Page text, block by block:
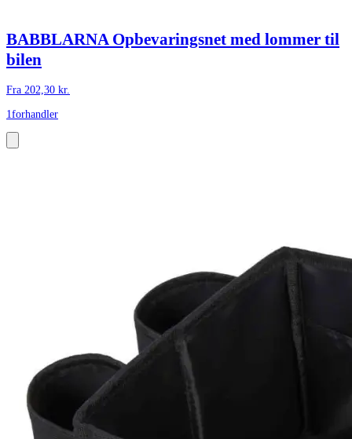
BABBLARNA Opbevaringsnet med lommer til
bilen
Fra 202,30 kr.
1forhandler